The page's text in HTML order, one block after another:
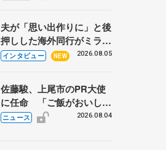
野村忠宏さんと対談
夫が「思い出作りに」と後
押しした海外同行がミラノ
まで… 繁華街のリンクで
に 小林芳子さんが振り返
るスケート人生
インタビュー NEW 2026.08.05
佐藤駿、上尾市のPR大使
に任命 「ご飯がおいし
く、住みやすいのが魅力」
ニュース 2026.08.04